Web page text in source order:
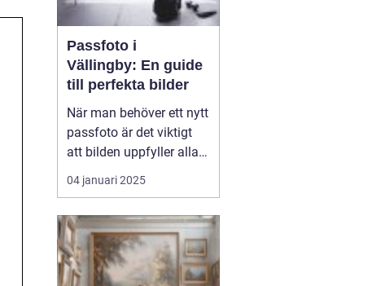
Passfoto i
Vällingby: En guide
till perfekta bilder
När man behöver ett nytt
passfoto är det viktigt
att bilden uppfyller alla
krav och standarder, och
det kan kännas
många. I Vällingby finns
det flera alternativ för att
ta ett pass...
04 januari 2025